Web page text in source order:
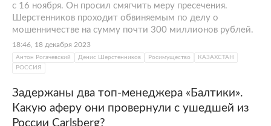
с 16 ноября. Он просил смягчить меру пресечения.
Шерстенников проходит обвиняемым по делу о
мошенничестве на сумму почти 300 миллионов рублей.
18:46, 18 декабря 2023
Антон Рогачевский Денис Шерстенников Росимущество
КАЗАХСТАН
РОССИЯ
Задержаны два топ-менеджера «Балтики».
Какую аферу они провернули с ушедшей из
России Carlsberg?